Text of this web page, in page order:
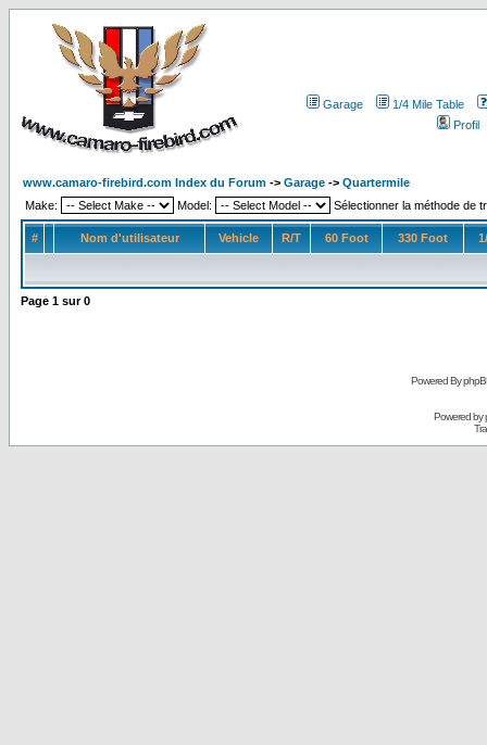
Garage
1/4 Mile Table
Profil
www.camaro-firebird.com Index du Forum -> Garage -> Quartermile
Make:
Model: Sélectionner la méthode de
# Nom d'utilisateur Vehicle R/T 60 Foot 330 Foot
Page 1 sur0
Powered By
Powered by